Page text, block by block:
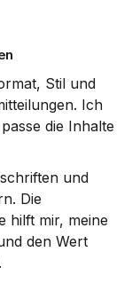
Stil und
Ich
die Inhalte
und
Die
hilft mir, meine
den Wert